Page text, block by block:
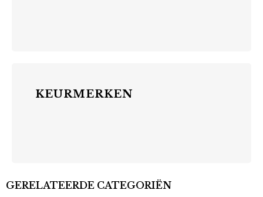
KEURMERKEN
GERELATEERDE CATEGORIËN